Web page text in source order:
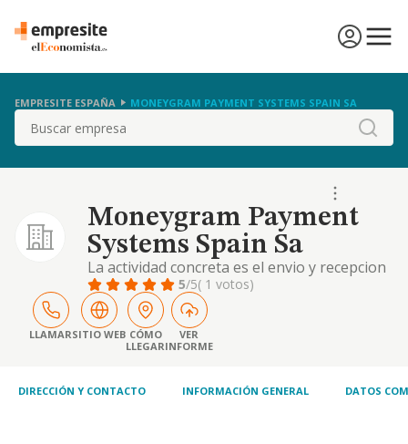
EMPRESITE ESPAÑA MONEYGRAM PAYMENT SYSTEMS SPAIN SA
Buscar
Moneygram Payment
Systems Spain Sa
La actividad concreta es el envio y recepcion
de dinero.
5/5( 1 votos)
LLAMARSITIO WEB CÓMO
LLEGAR
VER
INFORME
DIRECCIÓN Y CONTACTO INFORMACIÓN GENERAL DATOS